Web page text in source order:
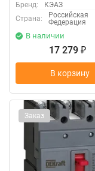
Бренд:
КЭАЗ
Страна:
Российская
Федерация
В наличии
17 279 ₽
В корзину
Заказ